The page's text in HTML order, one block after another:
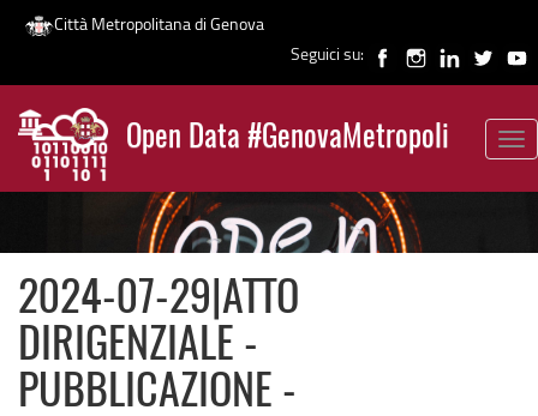
Salta
contenuto
principale
Città Metropolitana di Genova
Seguici su:
Open Data #GenovaMetropoli
News
2024-07-29|ATTO
DIRIGENZIALE -
PUBBLICAZIONE -